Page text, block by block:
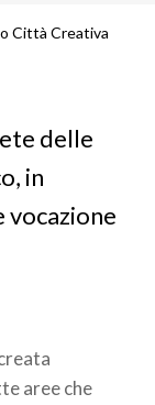
Città Creativa
delle
in
vocazione
aree che